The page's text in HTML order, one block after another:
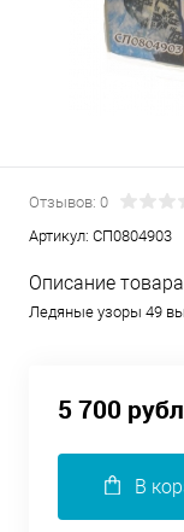
Отзывов: 0
Артикул: СП0804903
Описание
Ледяные узоры 49
5 700
В